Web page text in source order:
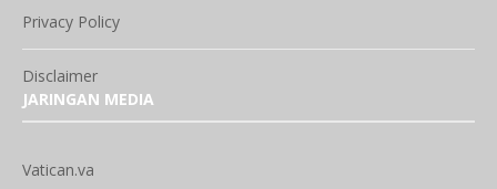
Privacy Policy
Disclaimer
JARINGAN MEDIA
Vatican.va